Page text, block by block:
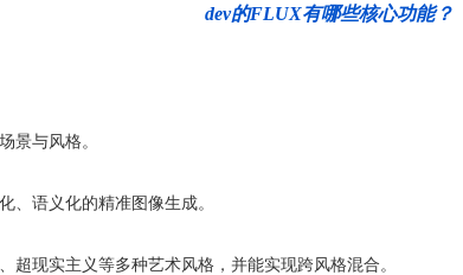
dev的FLUX有哪些核心功能？
景与风格。
、语义化的精准图像生成。
超现实主义等多种艺术风格，并能实现跨风格混合。